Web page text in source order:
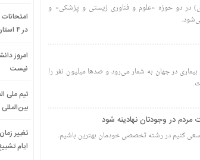
در دو حوزه «علوم و فناوری زیستی و پزشکی» و
در جهان به شمار می‌رود و صدها میلیون نفر را
در وجودتان نهادینه شود
سعی کنیم در رشته تخصصی خودمان بهترین باشیم.
در ۴ استان لغو شد
امروز
نیست
تیم ملی
تغییر
ایام